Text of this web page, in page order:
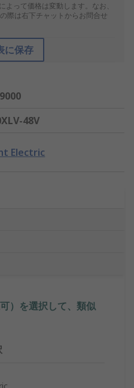
って価格は変動します。なお、
際は右下チャットからお問合せ
に保存
48V
Electric
）を選択して、類似